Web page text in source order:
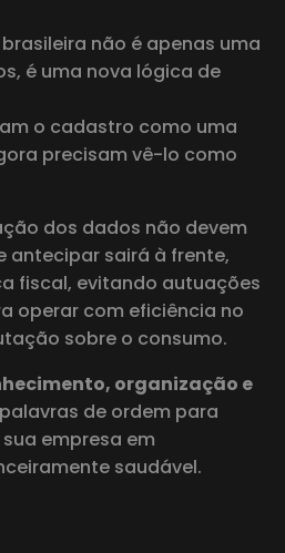
não é apenas uma
é uma nova lógica de
o cadastro como uma
precisam vê-lo como
dos dados não devem
antecipar sairá à frente,
fiscal, evitando autuações
operar com eficiência no
sobre o consumo.
organização e
de ordem para
empresa em
saudável.